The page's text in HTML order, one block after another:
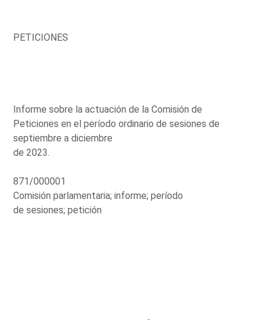
PETICIONES
Informe sobre la actuación de la Comisión de
Peticiones en el período ordinario de sesiones de
septiembre a diciembre
de 2023.
871/000001
Comisión parlamentaria; informe; período
de sesiones; petición